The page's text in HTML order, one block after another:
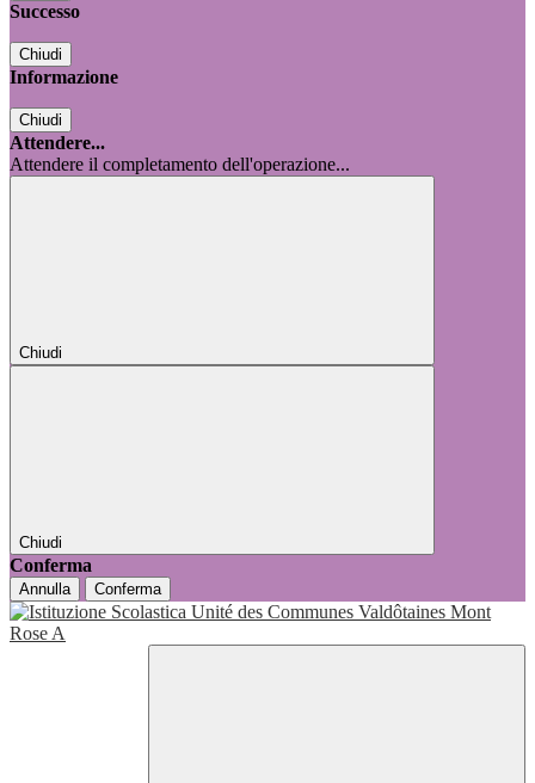
Successo
Chiudi
Informazione
Chiudi
Attendere...
Attendere il completamento dell'operazione...
Chiudi
Chiudi
Conferma
Annulla Conferma